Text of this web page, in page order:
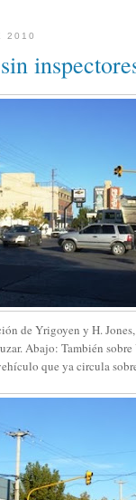
2010
de Yrigoyen y H.
Abajo: También
que ya circula